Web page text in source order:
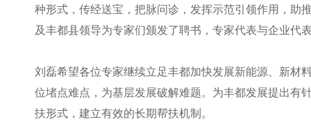
种形式，传经送宝，把脉问诊，发挥示范引领作用，助
及丰都县领导为专家们颁发了聘书，专家代表与企业代
刘磊希望各位专家继续立足丰都加快发展新能源、新材
位堵点难点，为基层发展破解难题。为丰都发展提出有
扶形式，建立有效的长期帮扶机制。